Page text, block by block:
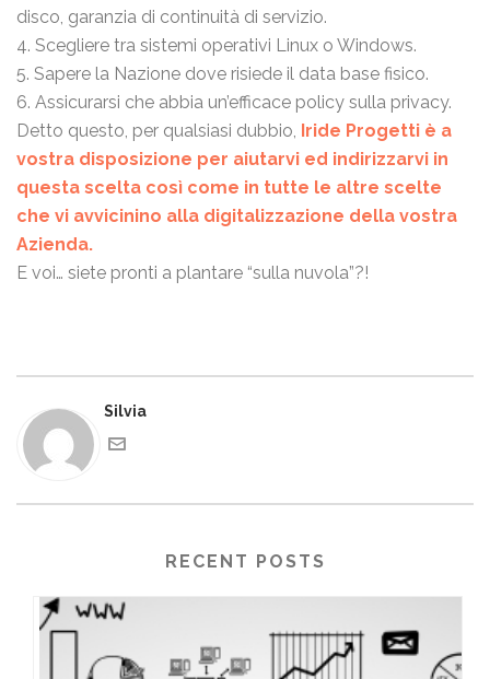
disco, garanzia di continuità di servizio.
4. Scegliere tra sistemi operativi Linux o Windows.
5. Sapere la Nazione dove risiede il data base fisico.
6. Assicurarsi che abbia un’efficace policy sulla privacy.
Detto questo, per qualsiasi dubbio, Iride Progetti è a
vostra disposizione per aiutarvi ed indirizzarvi in
questa scelta così come in tutte le altre scelte
che vi avvicinino alla digitalizzazione della vostra
Azienda.
E voi… siete pronti a plantare “sulla nuvola”?!
Silvia
RECENT POSTS